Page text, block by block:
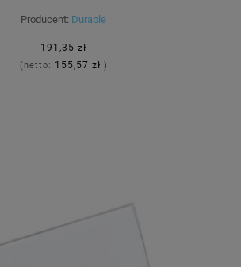
Producent: Durable
191,35 zł
(netto: 155,57 zł )